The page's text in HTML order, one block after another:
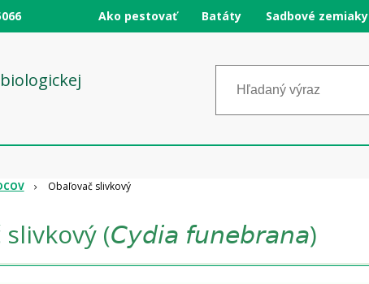
Ako pestovať Batáty Sadbové zemiaky
Obaľovač slivkový
(𝘊𝘺𝘥𝘪𝘢 𝘧𝘶𝘯𝘦𝘣𝘳𝘢𝘯𝘢)